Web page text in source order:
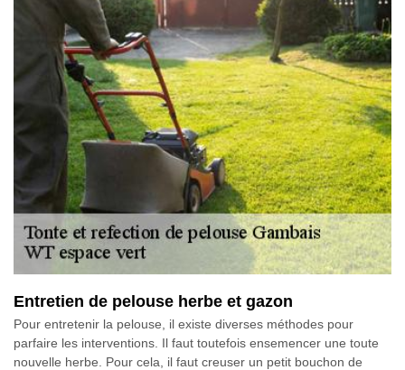
Entretien de pelouse herbe et gazon
Pour entretenir la pelouse, il existe diverses méthodes pour
parfaire les interventions. Il faut toutefois ensemencer une toute
nouvelle herbe. Pour cela, il faut creuser un petit bouchon de